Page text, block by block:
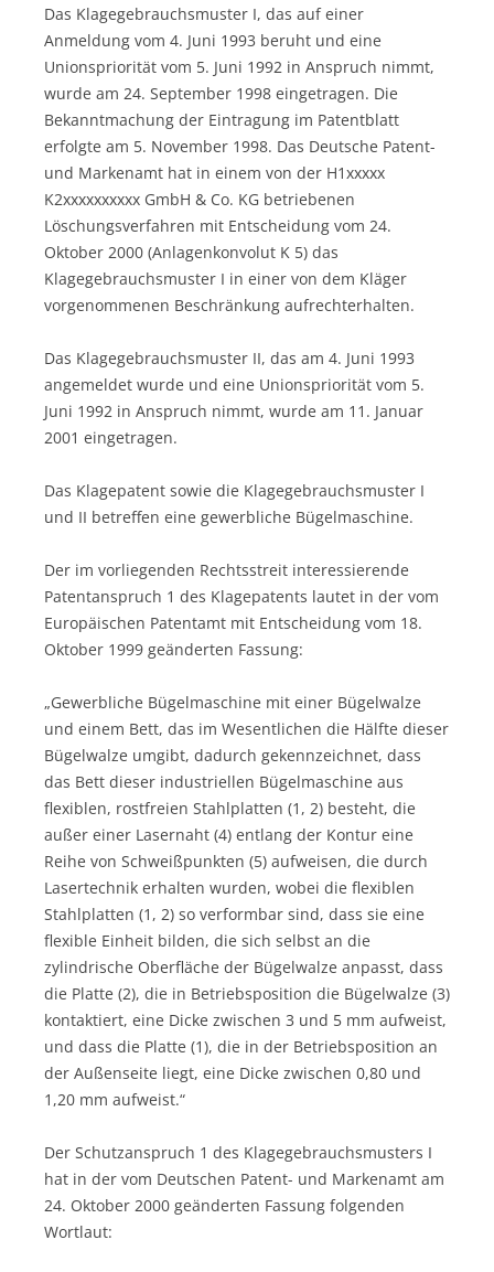
Das Klagegebrauchsmuster I, das auf einer
Anmeldung vom 4. Juni 1993 beruht und eine
Unionspriorität vom 5. Juni 1992 in Anspruch nimmt,
wurde am 24. September 1998 eingetragen. Die
Bekanntmachung der Eintragung im Patentblatt
erfolgte am 5. November 1998. Das Deutsche Patent-
und Markenamt hat in einem von der H1xxxxx
K2xxxxxxxxxx GmbH & Co. KG betriebenen
Löschungsverfahren mit Entscheidung vom 24.
Oktober 2000 (Anlagenkonvolut K 5) das
Klagegebrauchsmuster I in einer von dem Kläger
vorgenommenen Beschränkung aufrechterhalten.
Das Klagegebrauchsmuster II, das am 4. Juni 1993
angemeldet wurde und eine Unionspriorität vom 5.
Juni 1992 in Anspruch nimmt, wurde am 11. Januar
2001 eingetragen.
Das Klagepatent sowie die Klagegebrauchsmuster I
und II betreffen eine gewerbliche Bügelmaschine.
Der im vorliegenden Rechtsstreit interessierende
Patentanspruch 1 des Klagepatents lautet in der vom
Europäischen Patentamt mit Entscheidung vom 18.
Oktober 1999 geänderten Fassung:
„Gewerbliche Bügelmaschine mit einer Bügelwalze
und einem Bett, das im Wesentlichen die Hälfte dieser
Bügelwalze umgibt, dadurch gekennzeichnet, dass
das Bett dieser industriellen Bügelmaschine aus
flexiblen, rostfreien Stahlplatten (1, 2) besteht, die
außer einer Lasernaht (4) entlang der Kontur eine
Reihe von Schweißpunkten (5) aufweisen, die durch
Lasertechnik erhalten wurden, wobei die flexiblen
Stahlplatten (1, 2) so verformbar sind, dass sie eine
flexible Einheit bilden, die sich selbst an die
zylindrische Oberfläche der Bügelwalze anpasst, dass
die Platte (2), die in Betriebsposition die Bügelwalze (3)
kontaktiert, eine Dicke zwischen 3 und 5 mm aufweist,
und dass die Platte (1), die in der Betriebsposition an
der Außenseite liegt, eine Dicke zwischen 0,80 und
1,20 mm aufweist.“
Der Schutzanspruch 1 des Klagegebrauchsmusters I
hat in der vom Deutschen Patent- und Markenamt am
24. Oktober 2000 geänderten Fassung folgenden
Wortlaut: